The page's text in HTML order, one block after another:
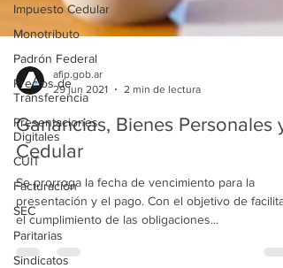
Impuesto Cedular
Monotributo
Padrón Federal
Precios de
Transferencia
Presentaciones
Digitales
CUIT
Facturación
SEC
Paritarias
Sindicatos
afip.gob.ar
Ganancias, Bienes Personales y
Cedular
Se prorroga la fecha de vencimiento para la
presentación y el pago. Con el objetivo de facilitar
el cumplimiento de las obligaciones...